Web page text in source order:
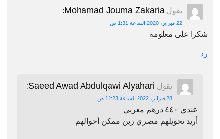
يقول Mohamad Jouma Zakaria
:
22 فبراير، 2020 الساعة 1:31 ص
شكرا على معلومة
رد
يقول Saeed Awad Abdulqawi Alyahari
:
28 فبراير، 2022 الساعة 12:23 ص
عندي ٤٤٠ درهم مغربي
أريد تحويلهم مصري زين ممكن أحوالهم